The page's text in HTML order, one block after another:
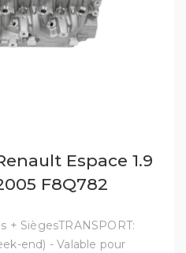
Espace 1.9
F8Q782
+ SiègesTRANSPORT:
end) - Valable pour